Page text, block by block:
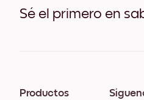
Sé el primero en
Productos